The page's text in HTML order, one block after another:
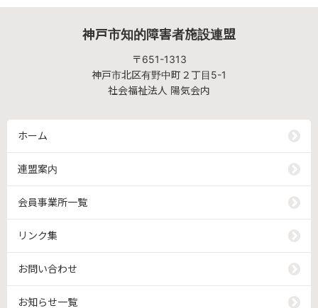
神戸市知的障害者施設連盟
〒651-1313
神戸市北区有野中町２丁目5-1
社会福祉法人 陽気会内
ホーム
連盟案内
会員事業所一覧
リンク集
お問い合わせ
お知らせ一覧